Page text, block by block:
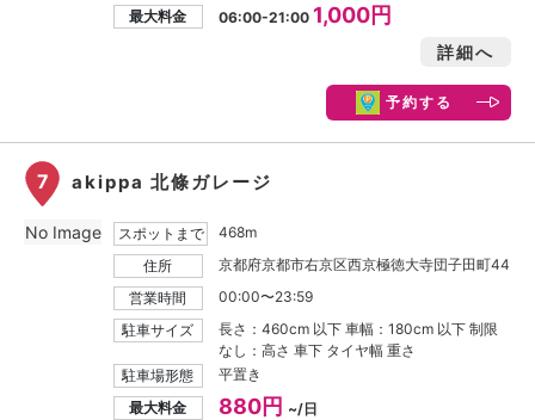
最大料金
06:00-21:00 1,000円
詳細へ
予約する
7 akippa 北條ガレージ
スポットまで
468m
住所
京都府京都市右京区西京極徳大寺団子田町44
営業時間
00:00〜23:59
駐車サイズ
長さ：460cm 以下 車幅：180cm 以下 制限
なし：高さ 車下 タイヤ幅 重さ
駐車場形態
平置き
最大料金
880円 ~/日
No Image